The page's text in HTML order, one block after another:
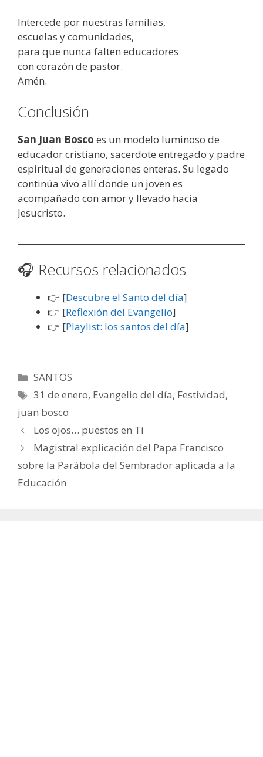
Intercede por nuestras familias,
escuelas y comunidades,
para que nunca falten educadores
con corazón de pastor.
Amén.
Conclusión
San Juan Bosco es un modelo luminoso de
educador cristiano, sacerdote entregado y padre
espiritual de generaciones enteras. Su legado
continúa vivo allí donde un joven es
acompañado con amor y llevado hacia
Jesucristo.
🎧 Recursos relacionados
👉 [Descubre el Santo del día]
👉 [Reflexión del Evangelio]
👉 [Playlist: los santos del día]
Categorías
SANTOS
Etiquetas
31 de enero, Evangelio del día, Festividad,
juan bosco
Los ojos… puestos en Ti
Magistral explicación del Papa Francisco
sobre la Parábola del Sembrador aplicada a la
Educación